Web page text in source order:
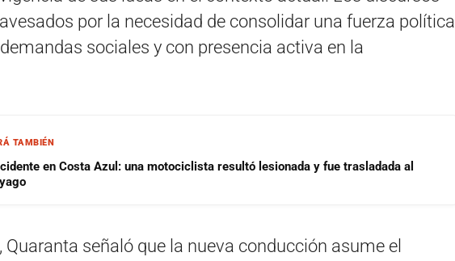
por la necesidad de consolidar una fuerza política
sociales y con presencia activa en la
TAMBIÉN
en Costa Azul: una motociclista resultó lesionada y fue trasladada al
Quaranta señaló que la nueva conducción asume el